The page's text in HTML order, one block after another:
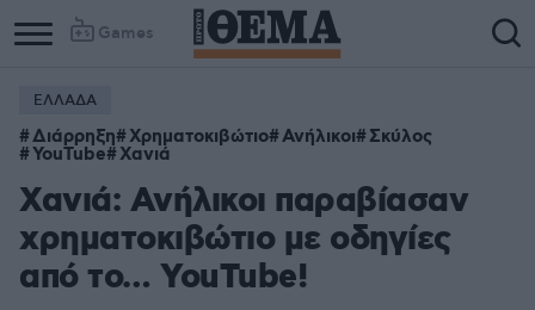
Games
ΕΛΛΑΔΑ
Διάρρηξη Χρηματοκιβώτιο Ανήλικοι Σκύλος
YouTube Χανιά
Χανιά: Ανήλικοι παραβίασαν
χρηματοκιβώτιο με οδηγίες
από το… YouTube!